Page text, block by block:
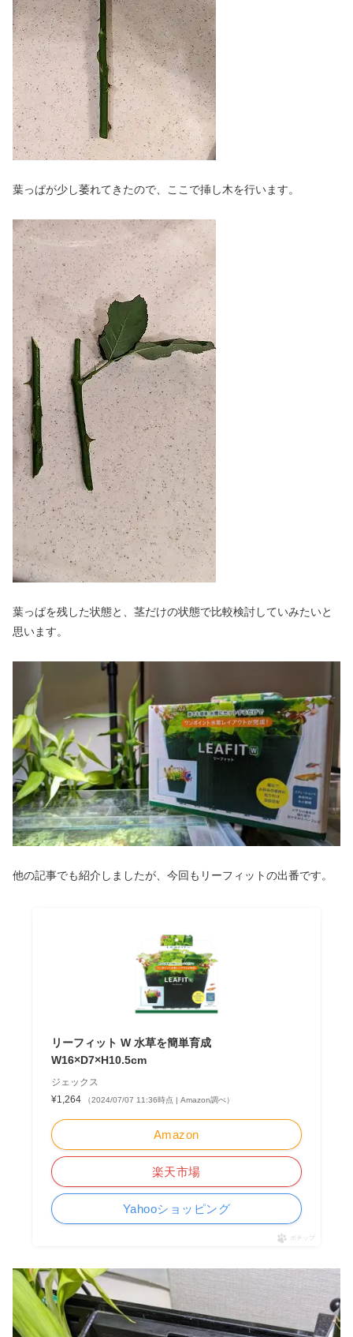
葉っぱが少し萎れてきたので、ここで挿し木を行います。
葉っぱを残した状態と、茎だけの状態で比較検討していみたいと
思います。
他の記事でも紹介しましたが、今回もリーフィットの出番です。
リーフィット W 水草を簡単育成
W16×D7×H10.5cm
ジェックス
¥1,264
（2024/07/07 11:36時点 | Amazon調べ）
Amazon
楽天市場
Yahooショッピング
ポチップ